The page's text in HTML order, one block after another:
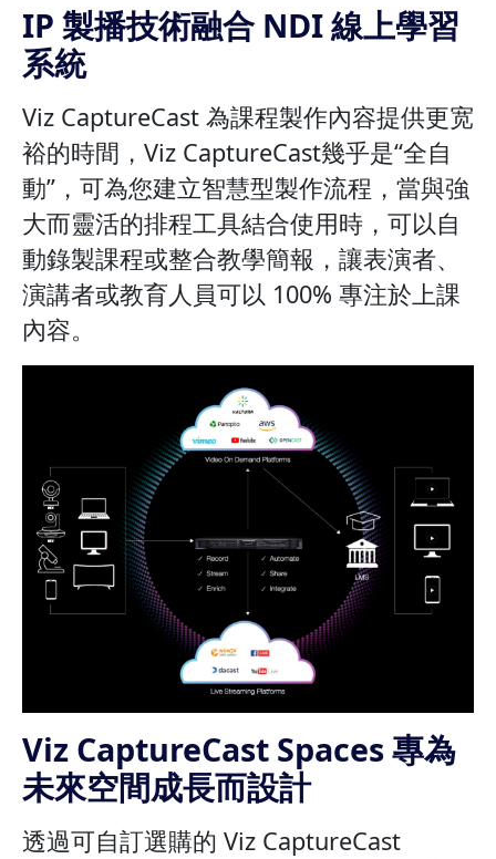
IP 製播技術融合 NDI 線上學習
系統
Viz CaptureCast 為課程製作內容提供更宽
裕的時間，Viz CaptureCast幾乎是“全自
動”，可為您建立智慧型製作流程，當與強
大而靈活的排程工具結合使用時，可以自
動錄製課程或整合教學簡報，讓表演者、
演講者或教育人員可以 100% 專注於上課
內容。
Viz CaptureCast Spaces 專為
未來空間成長而設計
透過可自訂選購的 Viz CaptureCast